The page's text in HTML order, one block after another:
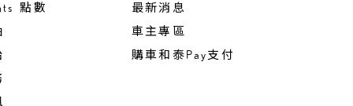
點數
最新消息
車主專區
購車和泰Pay支付